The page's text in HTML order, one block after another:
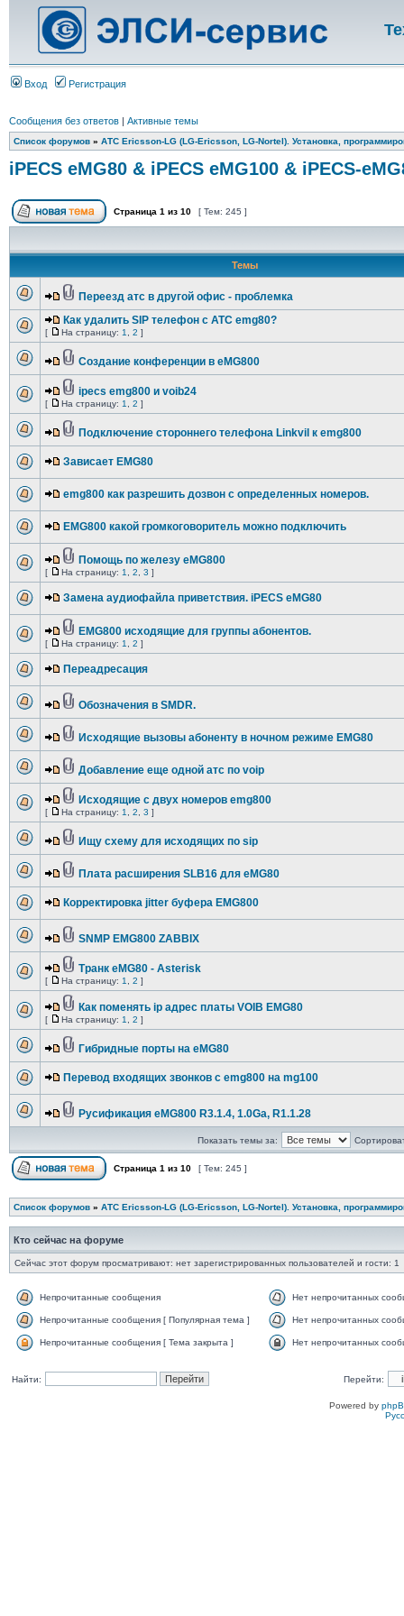
Вход Регистрация
Сообщения без ответов | Активные темы
Список форумов » АТС Ericsson-LG (LG-Ericsson, LG-Nortel). Установка,
iPECS eMG80 & iPECS eMG100 & iPECS-
Страница 1 из 10 [ Тем: 245 ]
Темы
Переезд атс в другой офис - проблемка
Как удалить SIP телефон c АТС emg80?
[ На страницу: 1 2 ]
Создание конференции в eMG800
ipecs emg800 и voib24
[ На страницу: 1 2 ]
Подключение стороннего телефона Linkvil к emg800
Зависает EMG80
emg800 как разрешить дозвон с определенных номеров.
EMG800 какой громкоговоритель можно подключить
Помощь по железу eMG800
[ На страницу: 1 2 3 ]
Замена аудиофайла приветствия. iPECS eMG80
EMG800 исходящие для группы абонентов.
[ На страницу: 1 2 ]
Переадресация
Обозначения в SMDR.
Исходящие вызовы абоненту в ночном режиме EMG80
Добавление еще одной атс по voip
Исходящие с двух номеров emg800
[ На страницу: 1 2 3 ]
Ищу схему для исходящих по sip
Плата расширения SLB16 для eMG80
Корректировка jitter буфера EMG800
SNMP EMG800 ZABBIX
Транк eMG80 - Asterisk
[ На страницу: 1 2 ]
Как поменять ip адрес платы VOIB EMG80
[ На страницу: 1 2 ]
Гибридные порты на eMG80
Перевод входящих звонков с emg800 на mg100
Русификация eMG800 R3.1.4, 1.0Ga, R1.1.28
Показать темы за:
Страница 1 из 10 [ Тем: 245 ]
Список форумов » АТС Ericsson-LG (LG-Ericsson, LG-Nortel). Установка,
Кто сейчас на форуме
Сейчас этот форум просматривают: нет зарегистрированных пользователей и гости: 1
Непрочитанные сообщения Нет непрочитанных
Непрочитанные сообщения [ Популярная тема ] Нет непрочитанных
Непрочитанные сообщения [ Тема закрыта ] Нет непрочитанных
Найти: Перейти:
Powered by